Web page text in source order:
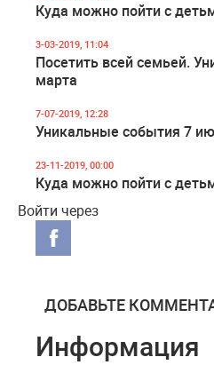
Куда можно пойти с
3-03-2019, 11:04
Посетить всей семьей.
марта
7-07-2019, 12:28
Уникальные события 7
23-11-2019, 00:00
Куда можно пойти с
Войти через
ДОБАВЬТЕ
Информация